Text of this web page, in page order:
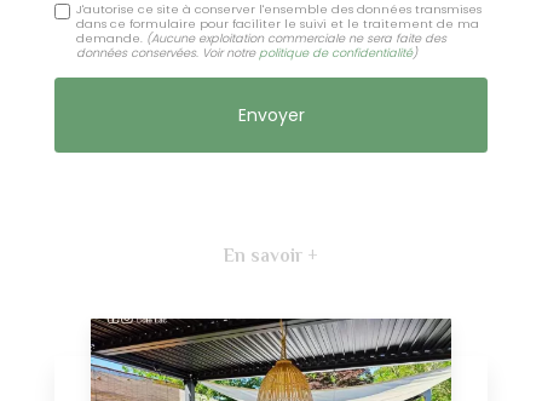
J'autorise ce site à conserver l'ensemble des données transmises
dans ce formulaire pour faciliter le suivi et le traitement de ma
demande. (Aucune exploitation commerciale ne sera faite des
données conservées. Voir notre politique de confidentialité)
En savoir +